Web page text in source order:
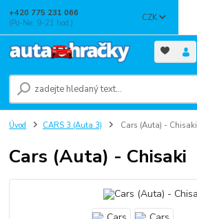
CZK
+420 775 231 066
(Po-Ne, 9-21 hod.)
Úvod CARS 3 (Auta 3) Cars (Auta) - Chisaki
Cars (Auta) - Chisaki